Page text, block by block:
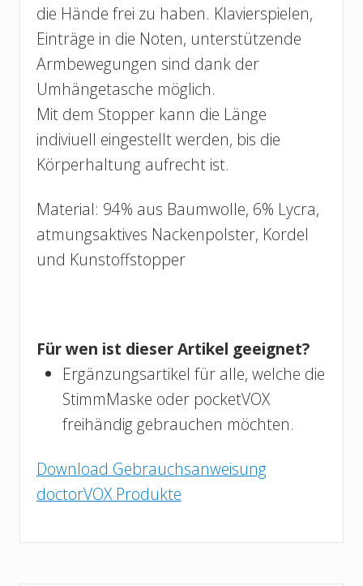
die Hände frei zu haben. Klavierspielen,
Einträge in die Noten, unterstützende
Armbewegungen sind dank der
Umhängetasche möglich.
Mit dem Stopper kann die Länge
indiviuell eingestellt werden, bis die
Körperhaltung aufrecht ist.
Material: 94% aus Baumwolle, 6% Lycra,
atmungsaktives Nackenpolster, Kordel
und Kunstoffstopper
Für wen ist dieser Artikel geeignet?
Ergänzungsartikel für alle, welche die
StimmMaske oder pocketVOX
freihändig gebrauchen möchten.
Download Gebrauchsanweisung
doctorVOX Produkte